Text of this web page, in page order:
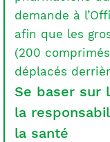
demande à
afin que les
(200
déplacés
Se baser sur
la
la santé